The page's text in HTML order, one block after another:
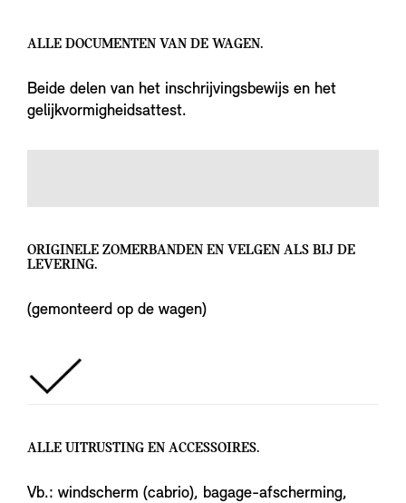
ALLE DOCUMENTEN VAN DE WAGEN.
Beide delen van het inschrijvingsbewijs en het
gelijkvormigheidsattest.
ORIGINELE ZOMERBANDEN EN VELGEN ALS BIJ DE
LEVERING.
(gemonteerd op de wagen)
ALLE UITRUSTING EN ACCESSOIRES.
Vb.: windscherm (cabrio), bagage-afscherming,